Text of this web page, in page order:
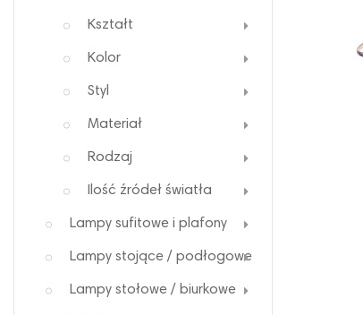
Kształt
Kolor
Styl
Materiał
Rodzaj
Ilość źródeł światła
Lampy sufitowe i plafony
Lampy stojące / podłogowe
Lampy stołowe / biurkowe